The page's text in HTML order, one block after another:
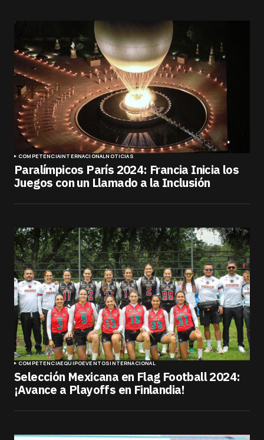
COMPETENCIAINTERNACIONALNOTICIAS
Paralímpicos París 2024: Francia Inicia los
Juegos con un Llamado a la Inclusión
COMPETENCIAEQUIPOEVENTOSINTERNACIONAL
Selección Mexicana en Flag Football 2024:
¡Avance a Playoffs en Finlandia!